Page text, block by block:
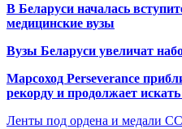
В Беларуси началась
медицинские вузы
Вузы Беларуси увеличат
Марсоход Perseverance
рекорду и продолжает
Ленты под ордена и медали